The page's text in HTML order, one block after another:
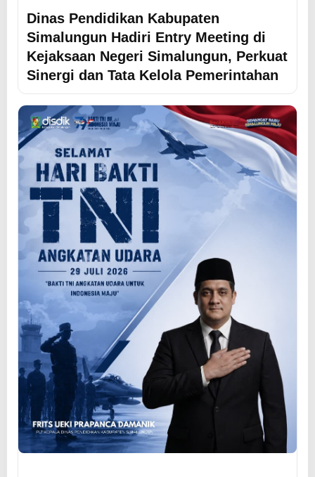
Dinas Pendidikan Kabupaten
Simalungun Hadiri Entry Meeting di
Kejaksaan Negeri Simalungun, Perkuat
Sinergi dan Tata Kelola Pemerintahan